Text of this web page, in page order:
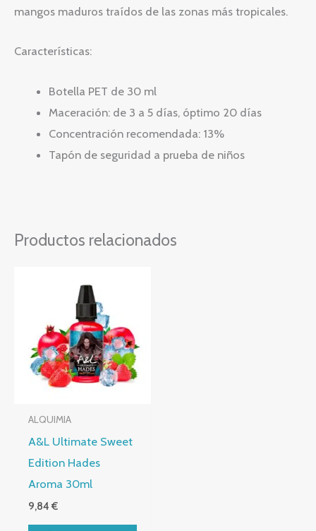
mangos maduros traídos de las zonas más tropicales.
Características:
Botella PET de 30 ml
Maceración: de 3 a 5 días, óptimo 20 días
Concentración recomendada: 13%
Tapón de seguridad a prueba de niños
Productos relacionados
ALQUIMIA
A&L Ultimate Sweet
Edition Hades
Aroma 30ml
9,84€